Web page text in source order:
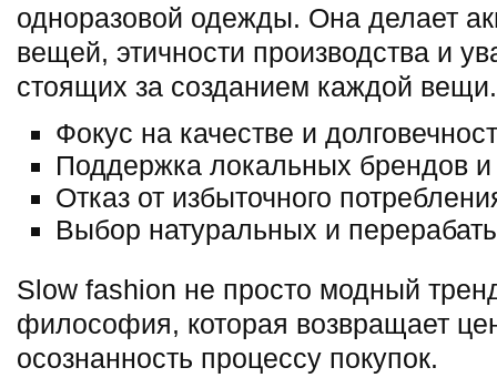
одноразовой одежды. Она делает
вещей, этичности производства и
стоящих за созданием каждой вещи.
Фокус на качестве и
Поддержка локальных брендов
Отказ от избыточного
Выбор натуральных и
Slow fashion не просто модный
философия, которая возвращает
осознанность процессу покупок.